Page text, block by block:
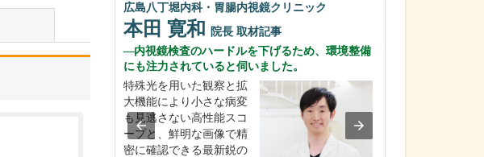
広島八丁堀内科・胃腸内視鏡クリニック
本田 寛和 院長 取材記事
内視鏡検査のハードルを下げるため、環境整備
にも注力されていると伺いました。
特殊光を用いた観察と拡
大機能により小さな病変
も見逃さない高性能スコ
ープと、鮮明な画像で精
密に確認できる最新鋭の